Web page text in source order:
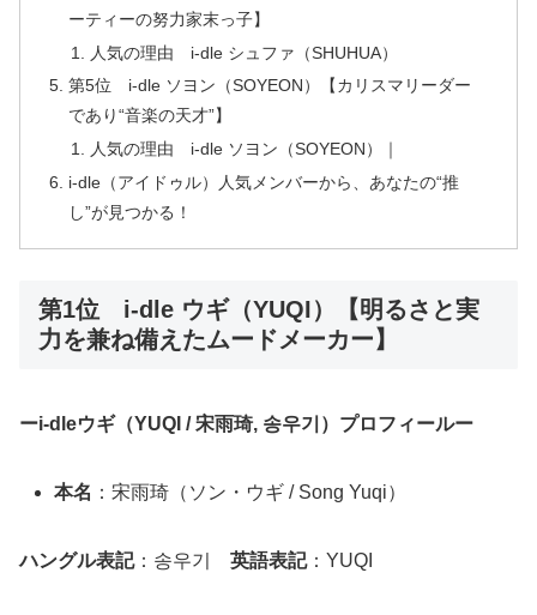
ーティーの努力家末っ子】
人気の理由 i-dle シュファ（SHUHUA）
第5位 i-dle ソヨン（SOYEON）【カリスマリーダー
であり“音楽の天才”】
人気の理由 i-dle ソヨン（SOYEON）｜
i-dle（アイドゥル）人気メンバーから、あなたの“推
し”が見つかる！
第1位 i-dle ウギ（YUQI）【明るさと実
力を兼ね備えたムードメーカー】
ーi-dleウギ（YUQI / 宋雨琦, 송우기）プロフィールー
本名 ：宋雨琦（ソン・ウギ / Song Yuqi）
ハングル表記：송우기 英語表記：YUQI